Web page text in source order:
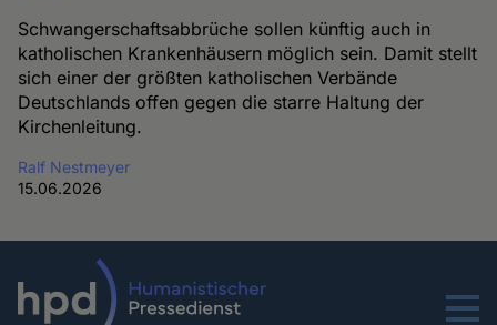
Schwangerschaftsabbrüche sollen künftig auch in
katholischen Krankenhäusern möglich sein. Damit stellt
sich einer der größten katholischen Verbände
Deutschlands offen gegen die starre Haltung der
Kirchenleitung.
Ralf Nestmeyer
15.06.2026
Menu